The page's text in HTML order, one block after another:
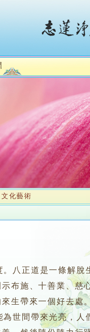
文化藝術
八正道是一條解脫
布施、十善業、慈
生帶來一個好去處
世間帶來光亮，人